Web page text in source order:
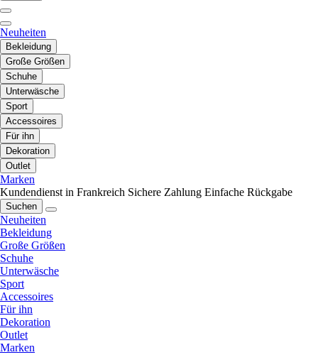
Neuheiten
Bekleidung
Große Größen
Schuhe
Unterwäsche
Sport
Accessoires
Für ihn
Dekoration
Outlet
Marken
Kundendienst in Frankreich Sichere Zahlung Einfache Rückgabe
Suchen
Neuheiten
Bekleidung
Große Größen
Schuhe
Unterwäsche
Sport
Accessoires
Für ihn
Dekoration
Outlet
Marken